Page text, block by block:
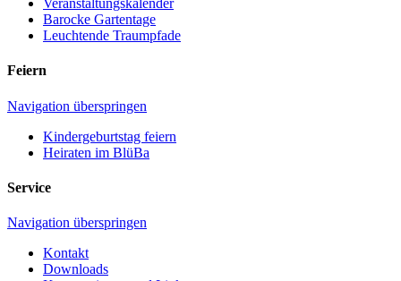
Veranstaltungskalender
Barocke Gartentage
Leuchtende Traumpfade
Feiern
Navigation überspringen
Kindergeburtstag feiern
Heiraten im BlüBa
Service
Navigation überspringen
Kontakt
Downloads